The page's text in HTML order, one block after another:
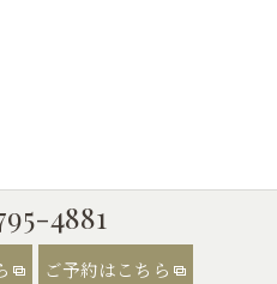
4881
ご予約はこちら